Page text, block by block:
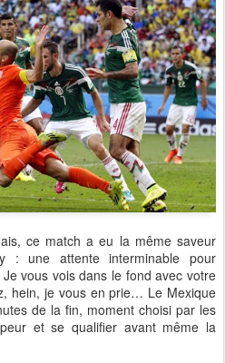
ce match a eu la même saveur
: une attente interminable pour
vous vois dans le fond avec votre
hein, je vous en prie… Le Mexique
de la fin, moment choisi par les
et se qualifier avant même la